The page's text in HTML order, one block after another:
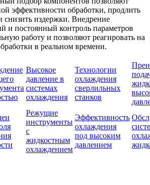
эффективности обработки, продлить
снизить издержки. Внедрение
и постоянный контроль параметров
работу и позволяют реагировать на
в реальном времени.
Высокое
давление в
системах
охлаждения
Технологии
охлаждения
сверлильных
станков
Режущие
инструменты
с
жидкостным
охлаждением
Эффективность
охлаждения
под высоким
давлением